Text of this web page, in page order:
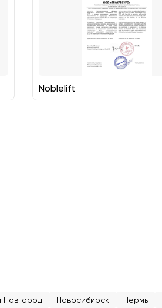
Noblelift
Новгород Новосибирск Пермь